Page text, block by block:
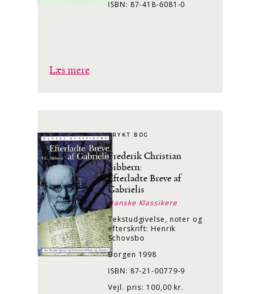
ISBN: 87-418-6081-0
Læs mere
TRYKT BOG
Frederik Christian
Sibbern:
Efterladte Breve af
Gabrielis
Danske Klassikere
Tekstudgivelse, noter og
efterskrift: Henrik
Schovsbo
Borgen 1998
ISBN: 87-21-00779-9
Vejl. pris: 100,00 kr.